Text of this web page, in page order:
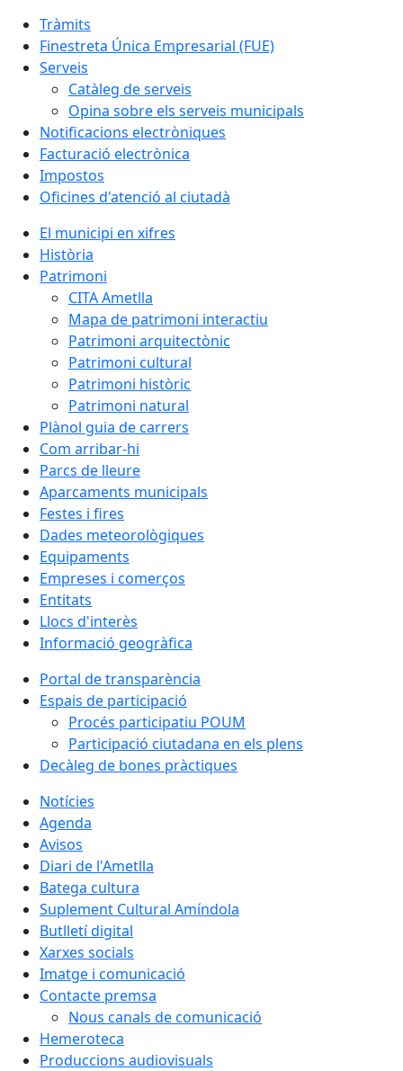
Tràmits
Finestreta Única Empresarial (FUE)
Serveis
Catàleg de serveis
Opina sobre els serveis municipals
Notificacions electròniques
Facturació electrònica
Impostos
Oficines d'atenció al ciutadà
El municipi en xifres
Història
Patrimoni
CITA Ametlla
Mapa de patrimoni interactiu
Patrimoni arquitectònic
Patrimoni cultural
Patrimoni històric
Patrimoni natural
Plànol guia de carrers
Com arribar-hi
Parcs de lleure
Aparcaments municipals
Festes i fires
Dades meteorològiques
Equipaments
Empreses i comerços
Entitats
Llocs d'interès
Informació geogràfica
Portal de transparència
Espais de participació
Procés participatiu POUM
Participació ciutadana en els plens
Decàleg de bones pràctiques
Notícies
Agenda
Avisos
Diari de l'Ametlla
Batega cultura
Suplement Cultural Amíndola
Butlletí digital
Xarxes socials
Imatge i comunicació
Contacte premsa
Nous canals de comunicació
Hemeroteca
Produccions audiovisuals